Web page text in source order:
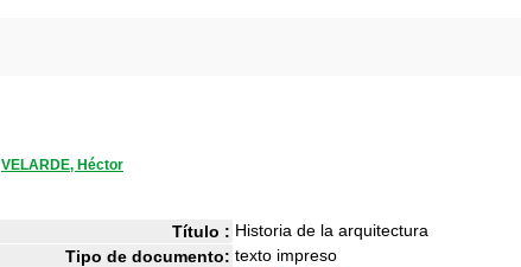
VELARDE, Héctor
Título : Historia de la arquitectura
Tipo de documento: texto impreso